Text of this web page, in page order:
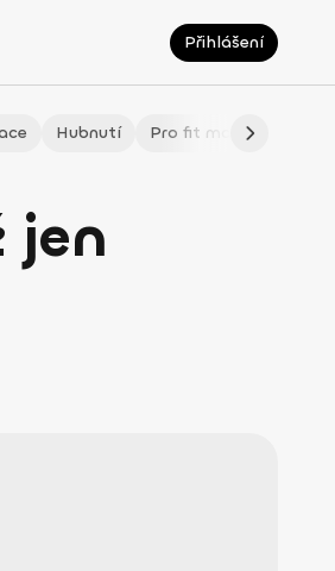
Přihlášení
Hubnutí Pro fit maminky
jen